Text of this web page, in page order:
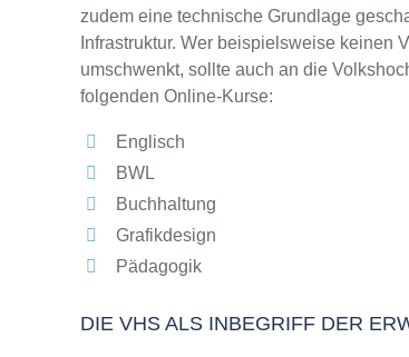
zudem eine technische Grundlage
Infrastruktur. Wer beispielsweise keinen
umschwenkt, sollte auch an die
folgenden Online-Kurse:
Englisch
BWL
Buchhaltung
Grafikdesign
Pädagogik
DIE VHS ALS INBEGRIFF DER